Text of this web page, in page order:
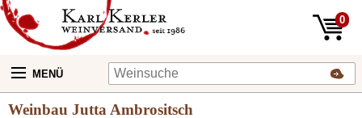
0
MENÜ
Weinbau Jutta Ambrositsch